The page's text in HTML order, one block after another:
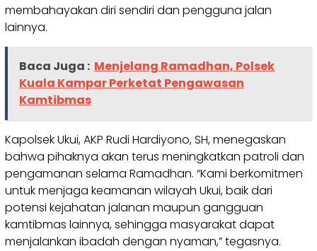
membahayakan diri sendiri dan pengguna jalan
lainnya.
Baca Juga : Menjelang Ramadhan, Polsek
Kuala Kampar Perketat Pengawasan
Kamtibmas
Kapolsek Ukui, AKP Rudi Hardiyono, SH, menegaskan
bahwa pihaknya akan terus meningkatkan patroli dan
pengamanan selama Ramadhan. “Kami berkomitmen
untuk menjaga keamanan wilayah Ukui, baik dari
potensi kejahatan jalanan maupun gangguan
kamtibmas lainnya, sehingga masyarakat dapat
menjalankan ibadah dengan nyaman,” tegasnya.